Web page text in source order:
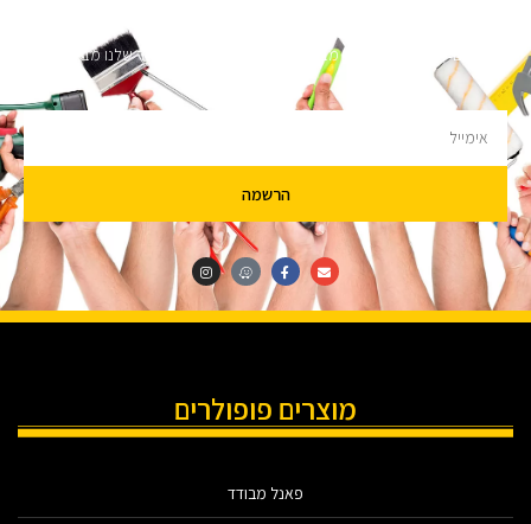
השארו מעודכנים
מעוניינים לקבל עדכונים על מבצעים והנחות הירשמו לניוזלטר שלנו מבטיחים לא
הרשמה
מוצרים פופולרים
פאנל מבודד